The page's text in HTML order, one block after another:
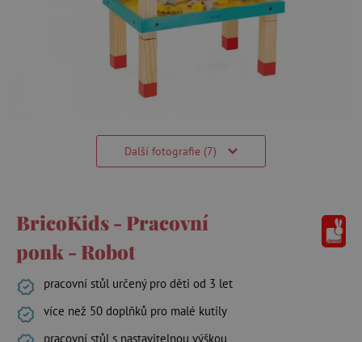
Další fotografie (7)
BricoKids - Pracovní
ponk - Robot
pracovní stůl určený pro děti od 3 let
více než 50 doplňků pro malé kutily
pracovní stůl s nastavitelnou výškou